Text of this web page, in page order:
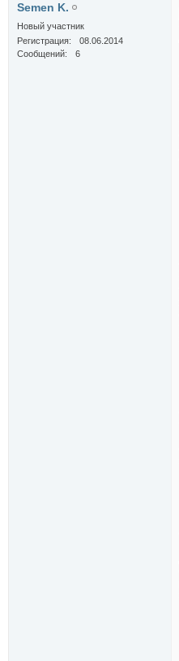
Semen K.
Новый участник
Регистрация
08.06.2014
Сообщений
6